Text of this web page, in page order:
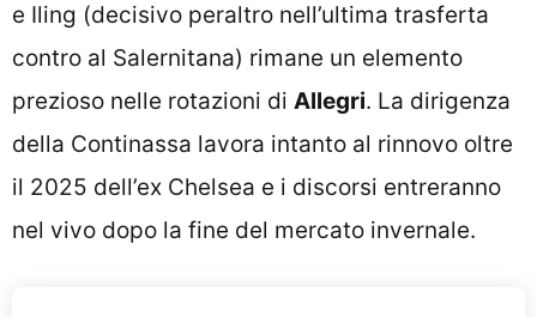
e Iling (decisivo peraltro nell’ultima trasferta
contro al Salernitana) rimane un elemento
prezioso nelle rotazioni di Allegri. La dirigenza
della Continassa lavora intanto al rinnovo oltre
il 2025 dell’ex Chelsea e i discorsi entreranno
nel vivo dopo la fine del mercato invernale.